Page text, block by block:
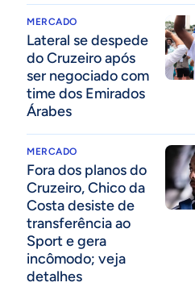
MERCADO
Lateral se despede
do Cruzeiro após
ser negociado com
time dos Emirados
Árabes
MERCADO
Fora dos planos do
Cruzeiro, Chico da
Costa desiste de
transferência ao
Sport e gera
incômodo; veja
detalhes